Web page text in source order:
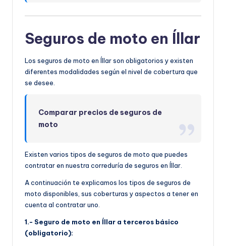
Seguros de moto en Íllar
Los seguros de moto en Íllar son obligatorios y existen
diferentes modalidades según el nivel de cobertura que
se desee.
Comparar precios de seguros de
moto
Existen varios tipos de seguros de moto que puedes
contratar en nuestra correduría de seguros en Íllar.
A continuación te explicamos los tipos de seguros de
moto disponibles, sus coberturas y aspectos a tener en
cuenta al contratar uno.
1.- Seguro de moto en Íllar a terceros básico
(obligatorio):